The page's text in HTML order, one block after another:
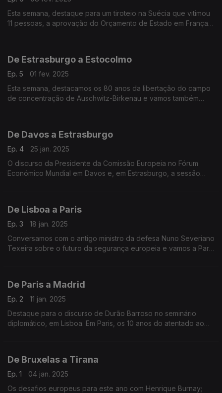
Esta semana, destaque para um tiroteio na Suécia que vitimou
11 pessoas, a aprovação do Orçamento de Estado em França e
De Estrasburgo a Estocolmo
Ep. 5
01 fev. 2025
Esta semana, destacamos os 80 anos da libertação do campo
de concentração de Auschwitz-Birkenau e vamos também
De Davos a Estrasburgo
Ep. 4
25 jan. 2025
O discurso da Presidente da Comissão Europeia no Fórum
Económico Mundial em Davos e, em Estrasburgo, a sessão
De Lisboa a Paris
Ep. 3
18 jan. 2025
Conversamos com o antigo ministro da defesa Nuno Severiano
Texeira sobre o futuro da segurança europeia e vamos a Paris
De Paris a Madrid
Ep. 2
11 jan. 2025
Destaque para o discurso de Durão Barroso no seminário
diplomático, em Lisboa. Em Paris, os 10 anos do atentado ao
De Bruxelas a Tirana
Ep. 1
04 jan. 2025
Os desafios europeus para este ano com Henrique Burnay;